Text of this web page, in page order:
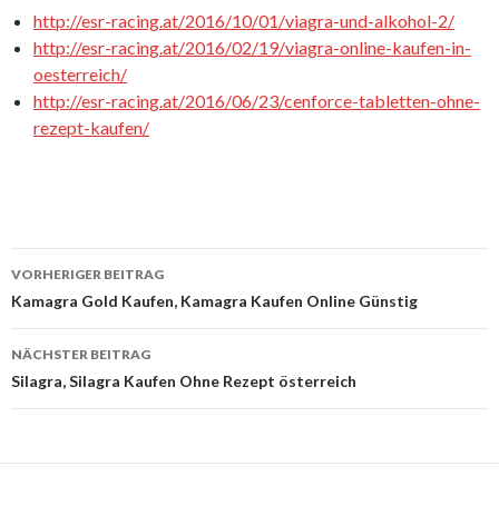
http://esr-racing.at/2016/10/01/viagra-und-alkohol-2/
http://esr-racing.at/2016/02/19/viagra-online-kaufen-in-
oesterreich/
http://esr-racing.at/2016/06/23/cenforce-tabletten-ohne-
rezept-kaufen/
Beitrags-
Navigation
VORHERIGER BEITRAG
Kamagra Gold Kaufen, Kamagra Kaufen Online Günstig
NÄCHSTER BEITRAG
Silagra, Silagra Kaufen Ohne Rezept österreich